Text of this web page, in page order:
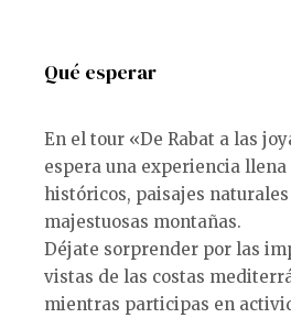
Qué esperar
En el tour «De Rabat a las
espera una experiencia
históricos, paisajes
majestuosas montañas.
Déjate sorprender por las
vistas de las costas
mientras participas en